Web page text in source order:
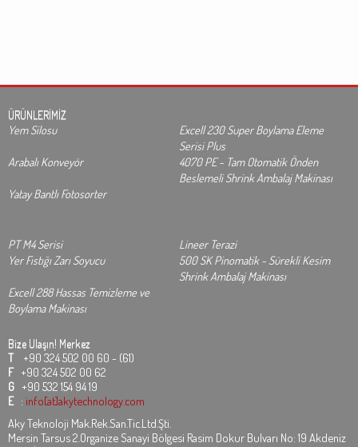
ÜRÜNLERİMİZ
Yem Silosu
Excell 230 Super Boylama Eleme
Serisi Plus
Arabalı Konveyör
4070 PE - Tam Otomatik Önden
Beslemeli Shrink Ambalaj Makinası
Yatay Bantlı Fotosorter
PT M4 Serisi
Lineer Terazi
Yer Fıstığı Zarı Soyucu
500 SK Pinomatik - Sürekli Kesim
Shrink Ambalaj Makinası
Excell 288 Hassas Temizleme ve
Boylama Makinası
Bize Ulaşın! Merkez
T +90 324 502 00 60 - (61)
F +90 324 502 00 62
G +90 532 154 94 19
E : info[at]akytechnology.com
Aky Teknoloji Mak.Rek.San.Tic.Ltd.Şti.
Mersin Tarsus 2.Organize Sanayi Bölgesi Rasim Dokur Bulvarı No: 19 Akdeniz